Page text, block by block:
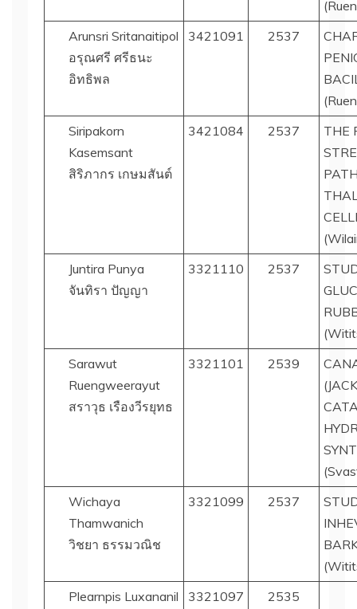
Arunsri Sritanaitipol
อรุณศรี ศรีธนะ
อิทธิพล
3421091 2537
Siripakorn
Kasemsant
สิริภากร เกษมสันต์
3421084 2537
THE
Juntira Punya
จันทิรา ปัญญา
3321110 2537
Sarawut
Ruengweerayut
สราวุธ เรืองวีรยุทธ
3321101 2539
Wichaya
Thamwanich
วิชยา ธรรมวณิช
3321099 2537
Plearnpis Luxananil
3321097 2535